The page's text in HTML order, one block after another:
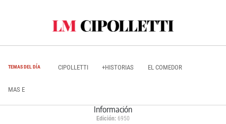
TEMAS DEL DÍA CIPOLLETTI +HISTORIAS EL COMEDOR
MAS E
Información
Edición: 6950